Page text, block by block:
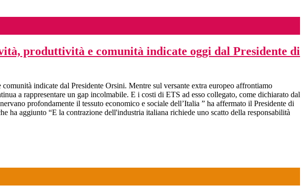
produttività e comunità indicate oggi dal Presidente di
indicate dal Presidente Orsini. Mentre sul versante extra europeo affrontiamo
a rappresentare un gap incolmabile. E i costi di ETS ad esso collegato, come dichiarato dal
profondamente il tessuto economico e sociale dell’Italia ” ha affermato il Presidente di
ha aggiunto “E la contrazione dell'industria italiana richiede uno scatto della responsabilità